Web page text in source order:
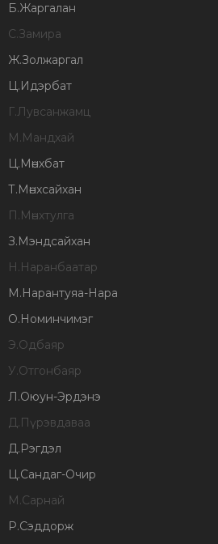
Б.Жаргалан
С.Замира
Ж.Золжаргал
Ц.Идэрбат
Г.Лувсанжамц
М.Мандхай
Ц.Мөнхбат
Т.Мөнхсайхан
П.Мөнхтулга
З.Мэндсайхан
Н.Наранбаатар
М.Нарантуяа-Нара
О.Номинчимэг
Э.Одбаяр
У.Отгонбаяр
Л.Оюун-Эрдэнэ
Д.Пүрэвдаваа
Д.Рэгдэл
Ц.Сандаг-Очир
М.Сарнай
Р.Сэддорж